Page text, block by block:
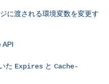
に渡される環境変数を変更す
API
た Expires と Cache-